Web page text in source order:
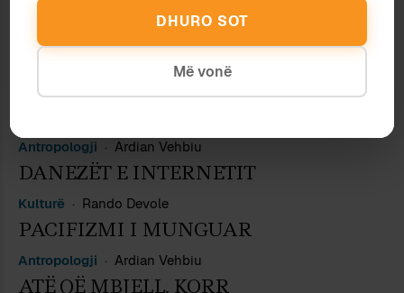
Kulturë
BOJAXHINJTË E KOMBIT
SHQIPJA DHE GREQISHTJA NË
Antropologji Ardian Vehbiu
DANEZËT E INTERNETIT
Kulturë Rando Devole
PACIFIZMI I MUNGUAR
Antropologji Ardian Vehbiu
ATË QË MBJELL, KORR
DHURO SOT
Më vonë